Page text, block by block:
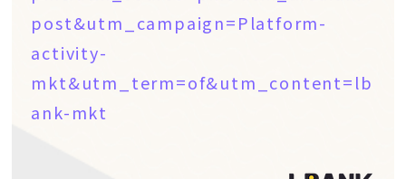
post&utm_campaign=Platform-
activity-
mkt&utm_term=of&utm_content=lb
ank-mkt